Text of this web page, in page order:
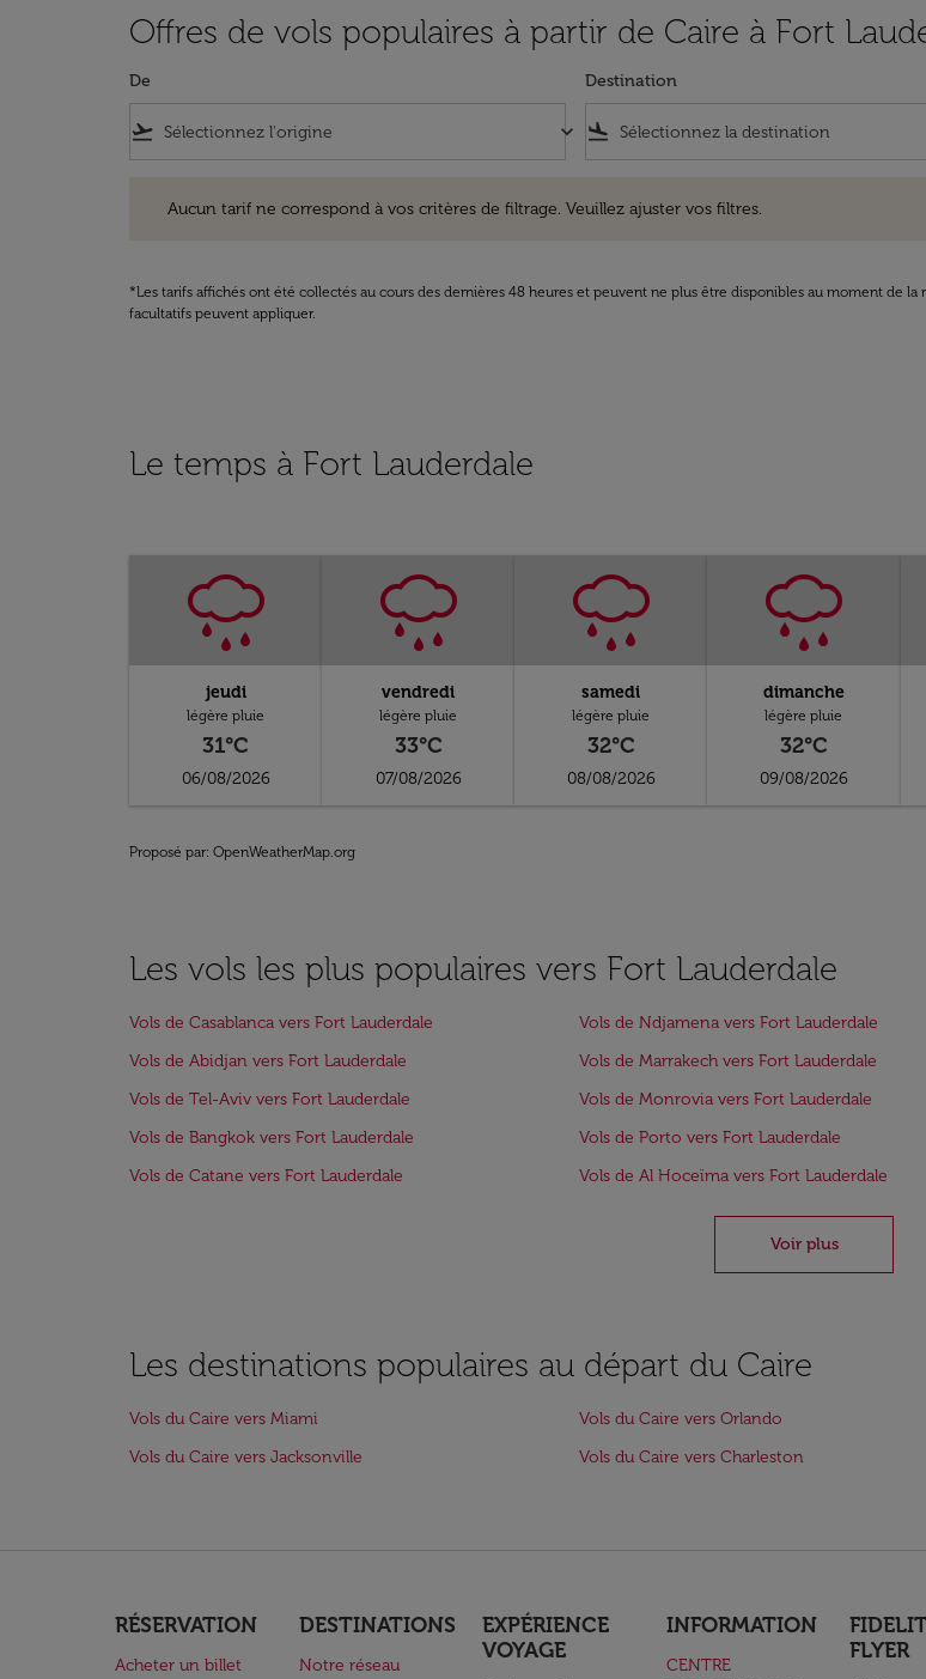
Offres de vols populaires à partir de Caire à Fort
De
flight_takeoff keyboard_arrow_down
Destination
flight_land
Aucun tarif ne correspond à vos critères de filtrage. Veuillez ajuster vos filtres.
*Les tarifs affichés ont été collectés au cours des dernières 48 heures et peuvent ne plus être disponibles au moment de
facultatifs peuvent appliquer.
Le temps à Fort Lauderdale
jeudi
légère pluie
31°C
06/08/2026
vendredi
légère pluie
33°C
07/08/2026
samedi
légère pluie
32°C
08/08/2026
dimanche
légère pluie
32°C
09/08/2026
Proposé par: OpenWeatherMap.org
Les vols les plus populaires vers Fort Lauderdale
Vols de Casablanca vers Fort Lauderdale Vols de Ndjamena vers Fort Lauderdale
Vols de Abidjan vers Fort Lauderdale
Vols de Marrakech vers Fort Lauderdale
Vols de Tel-Aviv vers Fort Lauderdale
Vols de Monrovia vers Fort Lauderdale
Vols de Bangkok vers Fort Lauderdale
Vols de Porto vers Fort Lauderdale
Vols de Catane vers Fort Lauderdale
Vols de Al Hoceïma vers Fort Lauderdale
Voir plus
Les destinations populaires au départ du Caire
Vols du Caire vers Miami Vols du Caire vers Orlando
Vols du Caire vers Jacksonville
Vols du Caire vers Charleston
RÉSERVATION
Acheter un billet
DESTINATIONS
Notre réseau
EXPÉRIENCE
VOYAGE
INFORMATION
CENTRE
FLYER